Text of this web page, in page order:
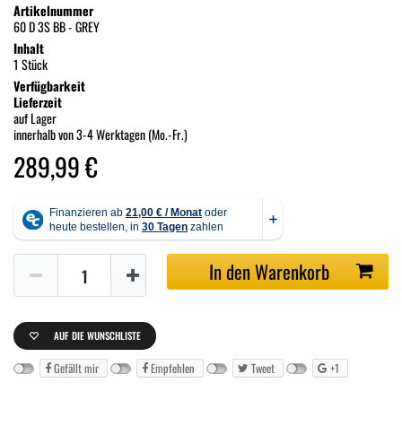
Artikelnummer
60 D 3S BB - GREY
Inhalt
1 Stück
Verfügbarkeit
Lieferzeit
auf Lager
innerhalb von 3-4 Werktagen (Mo.-Fr.)
289,99 €
In den Warenkorb
AUF DIE WUNSCHLISTE
Gefällt mir Empfehlen Tweet +1